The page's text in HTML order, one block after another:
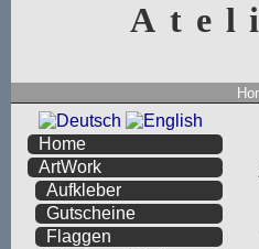
Home
ArtWork
Aufkleber
Gutscheine
Flaggen